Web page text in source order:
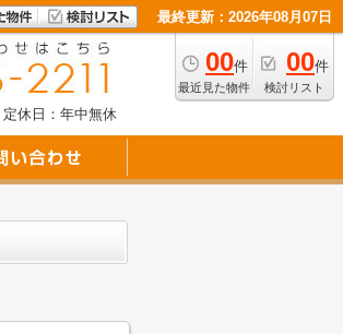
最終更新：2026年08月07日
00件
最近見た物件
00件
検討リスト
定休日：年中無休